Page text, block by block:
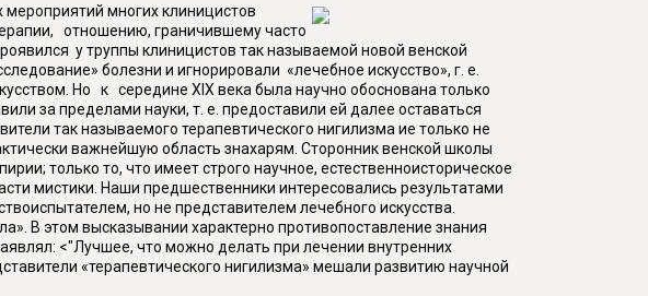
многих клиницистов
отношению, граничившему часто
у труппы клиницистов так называемой новой венской
болезни и игнорировали «лечебное искусство», г. е.
Но к середине XIX века была научно обоснована только
за пределами науки, т. е. предоставили ей далее оставаться
так называемого терапевтического нигилизма ие только не
важнейшую область знахарям. Сторонник венской школы
только то, что имеет строго научное, естественноисторическое
мистики. Наши предшественники интересовались результатами
но не представителем лечебного искусства.
В этом высказывании характерно противопоставление знания
<"Лучшее, что можно делать при лечении внутренних
«терапевтического нигилизма» мешали развитию научной